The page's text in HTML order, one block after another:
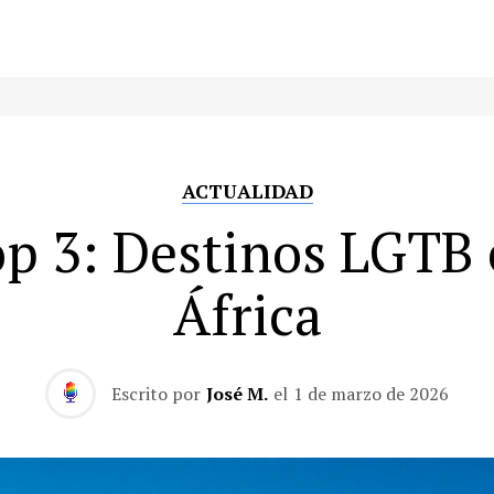
ACTUALIDAD
3: Destinos LGTB
África
Escrito por José M. el 1 de marzo de 2026